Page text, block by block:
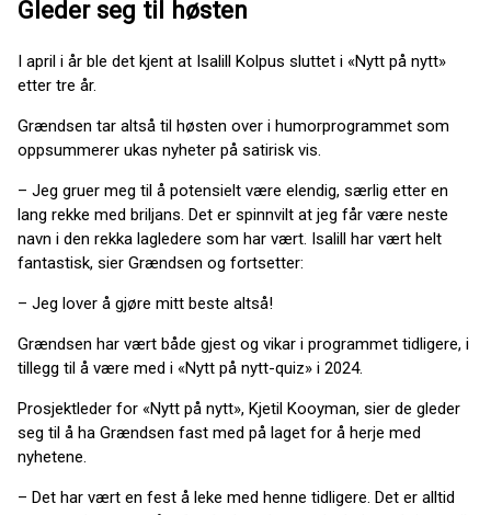
Gleder seg til høsten
I april i år ble det kjent at Isalill Kolpus sluttet i «Nytt på nytt»
etter tre år.
Grændsen tar altså til høsten over i humorprogrammet som
oppsummerer ukas nyheter på satirisk vis.
– Jeg gruer meg til å potensielt være elendig, særlig etter en
lang rekke med briljans. Det er spinnvilt at jeg får være neste
navn i den rekka lagledere som har vært. Isalill har vært helt
fantastisk, sier Grændsen og fortsetter:
– Jeg lover å gjøre mitt beste altså!
Grændsen har vært både gjest og vikar i programmet tidligere, i
tillegg til å være med i «Nytt på nytt-quiz» i 2024.
Prosjektleder for «Nytt på nytt», Kjetil Kooyman, sier de gleder
seg til å ha Grændsen fast med på laget for å herje med
nyhetene.
– Det har vært en fest å leke med henne tidligere. Det er alltid